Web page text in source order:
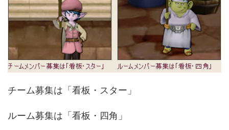
チーム募集は「看板・スター」
ルーム募集は「看板・四角」